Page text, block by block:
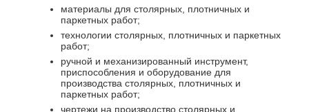
материалы для столярных, плотничных и
паркетных работ;
технологии столярных, плотничных и паркетных
работ;
ручной и механизированный инструмент,
приспособления и оборудование для
производства столярных, плотничных и
паркетных работ;
чертежи на производство столярных и